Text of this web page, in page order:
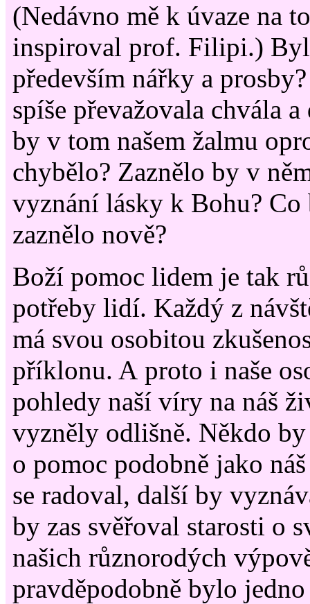
(Nedávno mě k úvaze na
inspiroval prof. Filipi.)
především nářky a
spíše převažovala chvála
by v tom našem žalmu
chybělo? Zaznělo by v
vyznání lásky k Bohu? Co
zaznělo nově?
Boží pomoc lidem je tak
potřeby lidí. Každý z
má svou osobitou
příklonu. A proto i naše
pohledy naší víry na náš
vyzněly odlišně. Někdo
o pomoc podobně jako
se radoval, další by
by zas svěřoval starosti o
našich různorodých
pravděpodobně bylo